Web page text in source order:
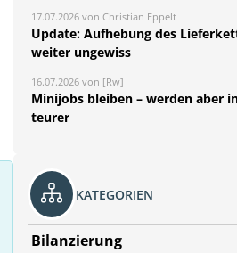
17.07.2026 von Christian Eppelt
Update: Aufhebung des
weiter ungewiss
16.07.2026 von [Rw]
Minijobs bleiben – werden aber
teurer
KATEGORIEN
Bilanzierung